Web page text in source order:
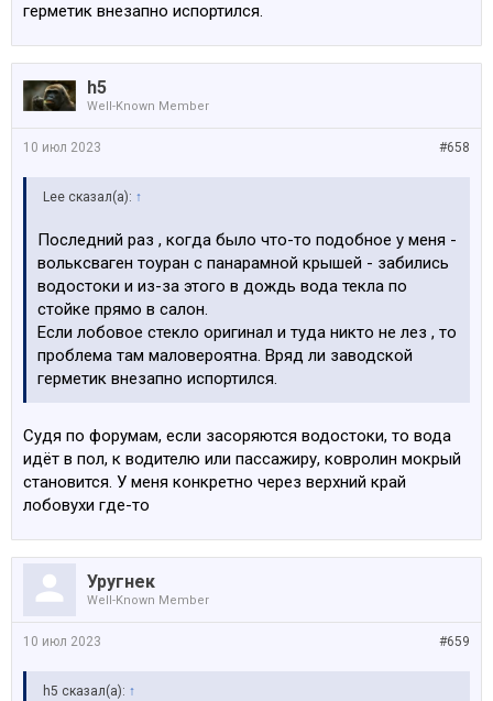
герметик внезапно испортился.
h5
Well-Known Member
#658
10 июл 2023
Lee сказал(а): ↑
Последний раз , когда было что-то подобное у меня -
вольксваген тоуран с панарамной крышей - забились
водостоки и из-за этого в дождь вода текла по
стойке прямо в салон.
Если лобовое стекло оригинал и туда никто не лез , то
проблема там маловероятна. Вряд ли заводской
герметик внезапно испортился.
Судя по форумам, если засоряются водостоки, то вода
идёт в пол, к водителю или пассажиру, ковролин мокрый
становится. У меня конкретно через верхний край
лобовухи где-то
Уругнек
Well-Known Member
#659
10 июл 2023
h5 сказал(а): ↑